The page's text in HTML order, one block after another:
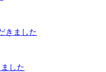
きました
した